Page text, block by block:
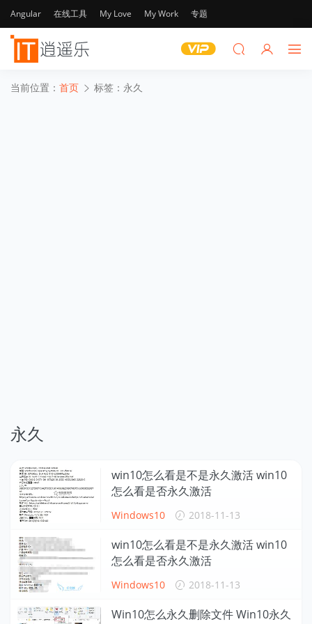
Angular 在线工具 My Love My Work 专题
当前位置： 首页 标签：永久
永久
win10怎么看是不是永久激活 win10
怎么看是否永久激活
Windows10 2018-11-13
win10怎么看是不是永久激活 win10
怎么看是否永久激活
Windows10 2018-11-13
Win10怎么永久删除文件 Win10永久